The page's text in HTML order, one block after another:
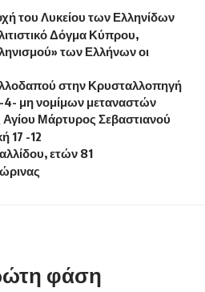
του Λυκείου των Ελληνίδων
Δόγμα Κύπρου,
των Ελλήνων οι
στην Κρυσταλλοπηγή
4- μη νομίμων μεταναστών
Αγίου Μάρτυρος Σεβαστιανού
17 -12
ετών 81
φάση